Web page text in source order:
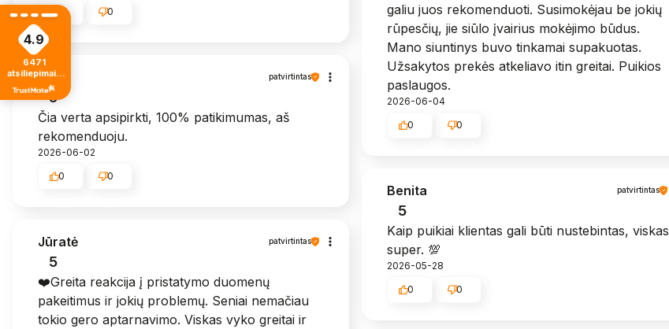
0
galiu juos rekomenduoti. Susimokėjau be jokių
rūpesčių, jie siūlo įvairius mokėjimo būdus.
Mano siuntinys buvo tinkamai supakuotas.
Užsakytos prekės atkeliavo itin greitai. Puikios
paslaugos.
2026-06-04
0 0
Zita patvirtintas
5
Čia verta apsipirkti, 100% patikimumas, aš
rekomenduoju.
2026-06-02
0 0
Benita patvirtintas
5
Kaip puikiai klientas gali būti nustebintas, viskas
super. 💯
2026-05-28
0 0
Jūratė patvirtintas
5
❤️Greita reakcija į pristatymo duomenų
pakeitimus ir jokių problemų. Seniai nemačiau
tokio gero aptarnavimo. Viskas vyko greitai ir
4.9
6471
atsiliepimais
iš visų laikų